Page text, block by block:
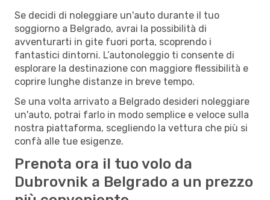
Se decidi di noleggiare un'auto durante il tuo
soggiorno a Belgrado, avrai la possibilità di
avventurarti in gite fuori porta, scoprendo i
fantastici dintorni. L’autonoleggio ti consente di
esplorare la destinazione con maggiore flessibilità e
coprire lunghe distanze in breve tempo.
Se una volta arrivato a Belgrado desideri noleggiare
un'auto, potrai farlo in modo semplice e veloce sulla
nostra piattaforma, scegliendo la vettura che più si
confà alle tue esigenze.
Prenota ora il tuo volo da
Dubrovnik a Belgrado a un prezzo